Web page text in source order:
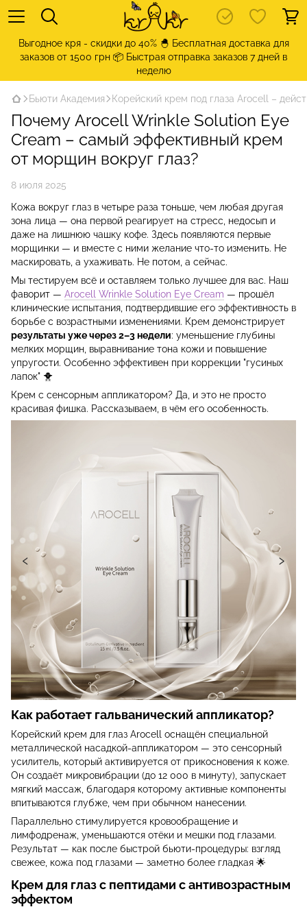
Выгодное кря - скидки до 40% 🐣 Бесплатная доставка для
заказов от 1500 грн 📦 Быстрая отправка заказов 7 дней в
неделю
Бьюти Академия Корейский крем под глаза Arocell –
Почему Arocell Wrinkle Solution Eye
Cream – самый эффективный крем
от морщин вокруг глаз?
8 июля 2025
Кожа вокруг глаз в четыре раза тоньше, чем любая другая
зона лица — она первой реагирует на стресс, недосып и
даже на лишнюю чашку кофе. Здесь появляются первые
морщинки — и вместе с ними желание что-то изменить. Не
маскировать, а ухаживать. Не потом, а сейчас.
Мы тестируем всё и оставляем только лучшее для вас. Наш
фаворит — Arocell Wrinkle Solution Eye Cream — прошёл
клинические испытания, подтвердившие его эффективность в
борьбе с возрастными изменениями. Крем демонстрирует
результаты уже через 2–3 недели: уменьшение глубины
мелких морщин, выравнивание тона кожи и повышение
упругости. Особенно эффективен при коррекции "гусиных
лапок" 🐥
Крем с сенсорным аппликатором? Да, и это не просто
красивая фишка. Рассказываем, в чём его особенность.
‹ ›
Как работает гальванический аппликатор?
Корейский крем для глаз Arocell оснащён специальной
металлической насадкой-аппликатором — это сенсорный
усилитель, который активируется от прикосновения к коже.
Он создаёт микровибрации (до 12 000 в минуту), запускает
мягкий массаж, благодаря которому активные компоненты
впитываются глубже, чем при обычном нанесении.
Параллельно стимулируется кровообращение и
лимфодренаж, уменьшаются отёки и мешки под глазами.
Результат — как после быстрой бьюти-процедуры: взгляд
свежее, кожа под глазами — заметно более гладкая 🌟
Крем для глаз с пептидами с антивозрастным
эффектом